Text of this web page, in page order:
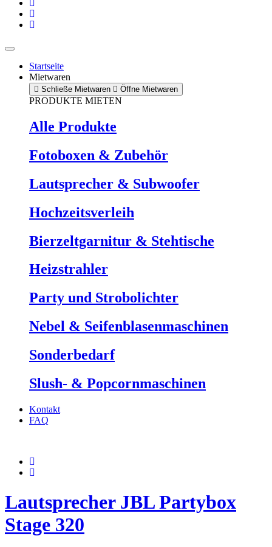
Startseite
Mietwaren
Schließe Mietwaren Öffne Mietwaren
PRODUKTE MIETEN
Alle Produkte
Fotoboxen & Zubehör
Lautsprecher & Subwoofer
Hochzeitsverleih
Bierzeltgarnitur & Stehtische
Heizstrahler
Party und Strobolichter
Nebel & Seifenblasenmaschinen
Sonderbedarf
Slush- & Popcornmaschinen
Kontakt
FAQ
Lautsprecher JBL Partybox
Stage 320